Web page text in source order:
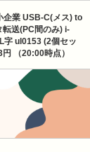
企業 USB-C(メス) to
送(PC間のみ) i-
字 ul0153 (2個セッ
（20:00時点）